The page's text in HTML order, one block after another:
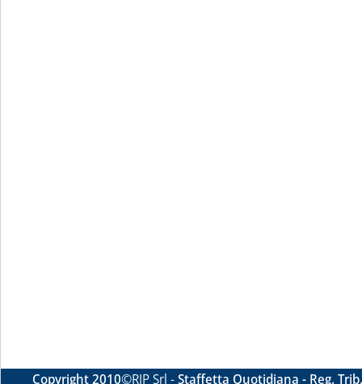
Copyright 2010©RIP Srl -Staffetta Quotidiana - Reg.